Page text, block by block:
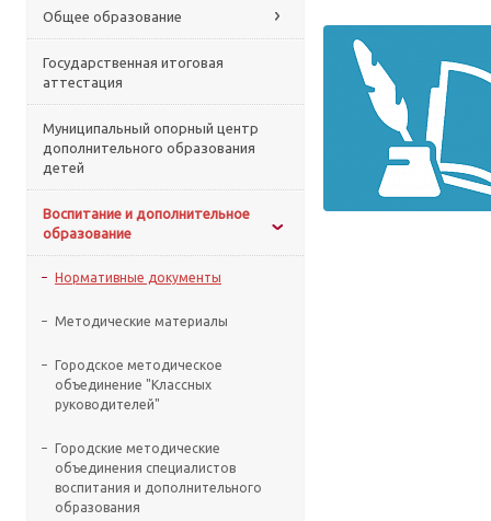
Общее образование
Государственная итоговая
аттестация
Муниципальный опорный центр
дополнительного образования
детей
Воспитание и дополнительное
образование
Нормативные документы
Методические материалы
Городское методическое
объединение "Классных
руководителей"
Городские методические
объединения специалистов
воспитания и дополнительного
образования